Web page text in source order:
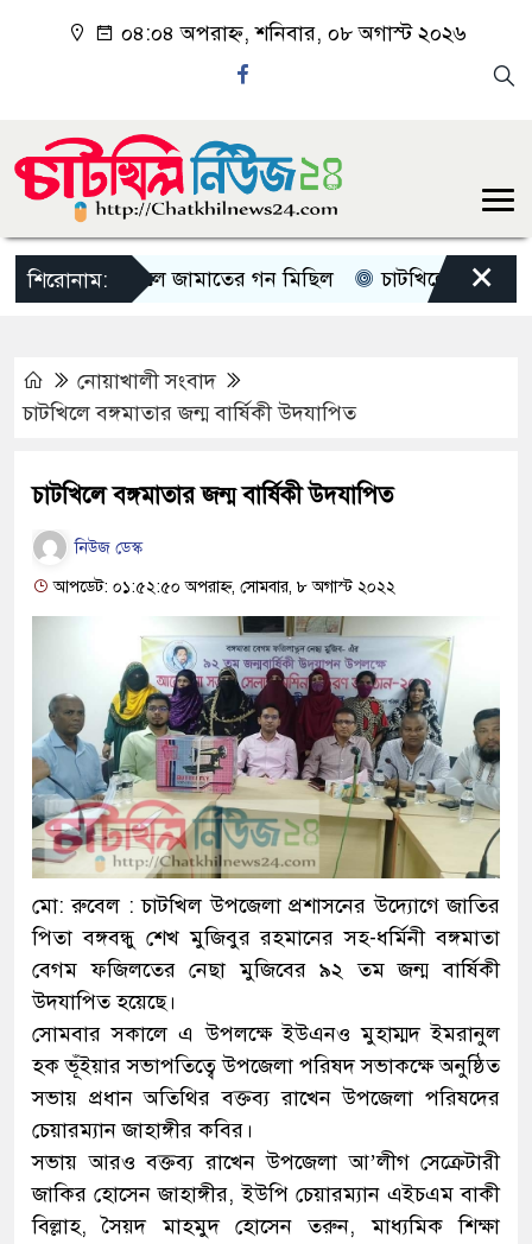
০৪:০৪ অপরাহ্ন, শনিবার, ০৮ অগাস্ট ২০২৬
শিরোনাম:
চাটখিলে জামাতের গন মিছিল চাটখিলে পানিতে ডুবে
×
নোয়াখালী সংবাদ
চাটখিলে বঙ্গমাতার জন্ম বার্ষিকী উদযাপিত
চাটখিলে বঙ্গমাতার জন্ম বার্ষিকী উদযাপিত
নিউজ ডেস্ক
আপডেট: ০১:৫২:৫০ অপরাহ্ন, সোমবার, ৮ অগাস্ট ২০২২
মো: রুবেল : চাটখিল উপজেলা প্রশাসনের উদ্যোগে জাতির
পিতা বঙ্গবন্ধু শেখ মুজিবুর রহমানের সহ-ধর্মিনী বঙ্গমাতা
বেগম ফজিলতের নেছা মুজিবের ৯২ তম জন্ম বার্ষিকী
উদযাপিত হয়েছে।
সোমবার সকালে এ উপলক্ষে ইউএনও মুহাম্মদ ইমরানুল
হক ভূঁইয়ার সভাপতিত্বে উপজেলা পরিষদ সভাকক্ষে অনুষ্ঠিত
সভায় প্রধান অতিথির বক্তব্য রাখেন উপজেলা পরিষদের
চেয়ারম্যান জাহাঙ্গীর কবির।
সভায় আরও বক্তব্য রাখেন উপজেলা আ’লীগ সেক্রেটারী
জাকির হোসেন জাহাঙ্গীর, ইউপি চেয়ারম্যান এইচএম বাকী
বিল্লাহ, সৈয়দ মাহমুদ হোসেন তরুন, মাধ্যমিক শিক্ষা